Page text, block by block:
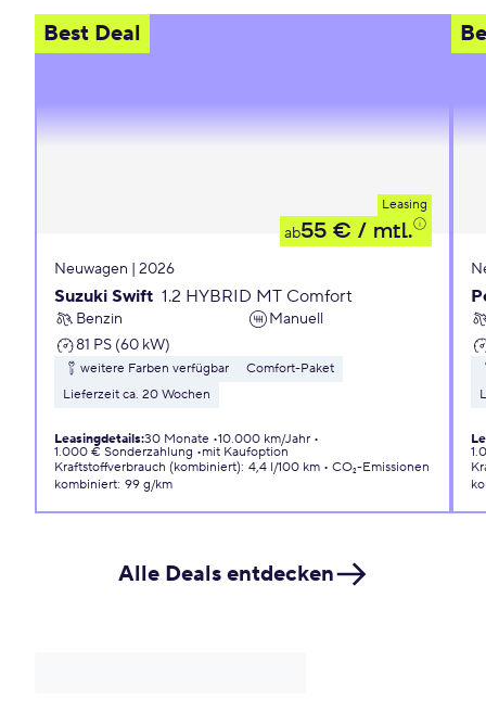
Best Deal
Leasing
ab55 € / mtl.
Neuwagen | 2026
Suzuki Swift 1.2 HYBRID MT Comfort
Benzin
Manuell
81 PS (60 kW)
weitere Farben verfügbar
Comfort-Paket
Lieferzeit ca. 20 Wochen
Leasingdetails:30 Monate 10.000 km/Jahr
1.000 € Sonderzahlung
mit Kaufoption
Kraftstoffverbrauch (kombiniert): 4,4 l/100 km
CO₂-Emissionen
kombiniert: 99 g/km
Alle Deals entdecken